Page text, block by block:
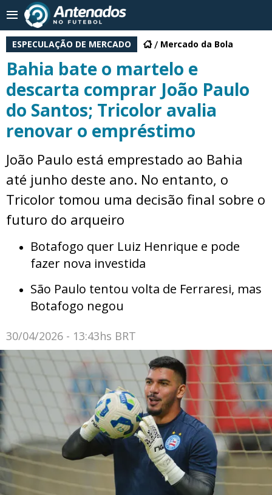
ESPECULAÇÃO DE MERCADO Mercado da Bola
Bahia bate o martelo e
descarta comprar João Paulo
do Santos; Tricolor avalia
renovar o empréstimo
João Paulo está emprestado ao Bahia
até junho deste ano. No entanto, o
Tricolor tomou uma decisão final sobre o
futuro do arqueiro
Botafogo quer Luiz Henrique e pode
fazer nova investida
São Paulo tentou volta de Ferraresi, mas
Botafogo negou
30/04/2026 - 13:43hs BRT